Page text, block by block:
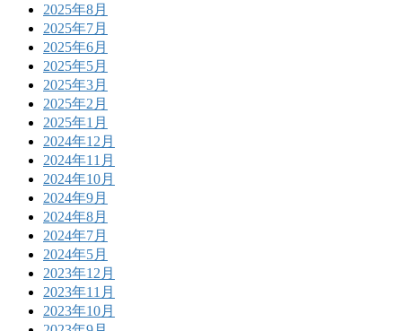
2025年8月
2025年7月
2025年6月
2025年5月
2025年3月
2025年2月
2025年1月
2024年12月
2024年11月
2024年10月
2024年9月
2024年8月
2024年7月
2024年5月
2023年12月
2023年11月
2023年10月